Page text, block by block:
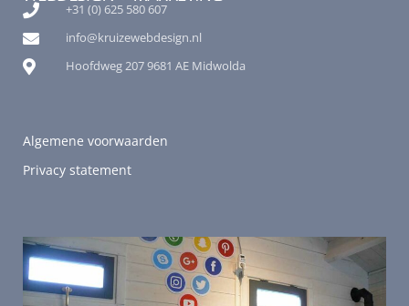
+31 (0) 625 580 607
info@kruizewebdesign.nl
Hoofdweg 207 9681 AE Midwolda
Algemene voorwaarden
Privacy statement